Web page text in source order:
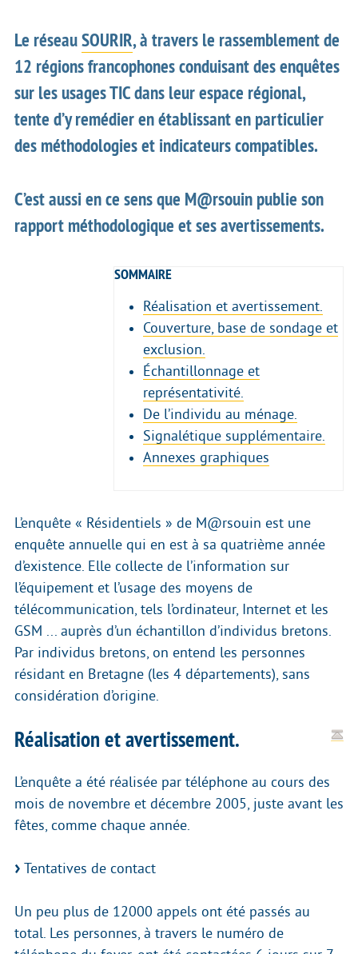
Le réseauSOURIR, à travers le rassemblement de
12 régions francophones conduisant des enquêtes
sur les usages TIC dans leur espace régional,
tente d’y remédier en établissant en particulier
des méthodologies et indicateurs compatibles.
C’est aussi en ce sens que M@rsouin publie son
rapport méthodologique et ses avertissements.
SOMMAIRE
Réalisation et avertissement.
Couverture, base de sondage et
exclusion.
Échantillonnage et
représentativité.
De l’individu au ménage.
Signalétique supplémentaire.
Annexes graphiques
L’enquête « Résidentiels » de M@rsouin est une
enquête annuelle qui en est à sa quatrième année
d’existence. Elle collecte de l’information sur
l’équipement et l’usage des moyens de
télécommunication, tels l’ordinateur, Internet et les
GSM ... auprès d’un échantillon d’individus bretons.
Par individus bretons, on entend les personnes
résidant en Bretagne (les 4 départements), sans
considération d’origine.
Réalisation et avertissement.
L’enquête a été réalisée par téléphone au cours des
mois de novembre et décembre 2005, juste avant les
fêtes, comme chaque année.
Tentatives de contact
Un peu plus de 12000 appels ont été passés au
total. Les personnes, à travers le numéro de